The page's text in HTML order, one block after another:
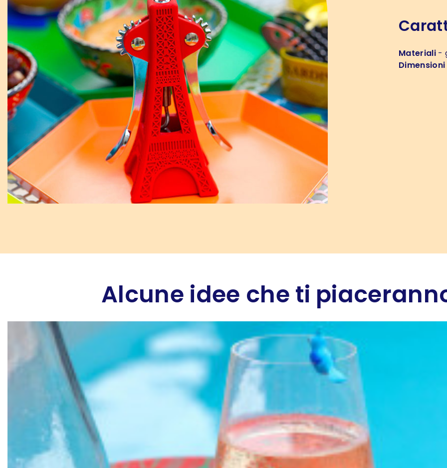
Materiali-
Dimensioni
Alcune idee che ti